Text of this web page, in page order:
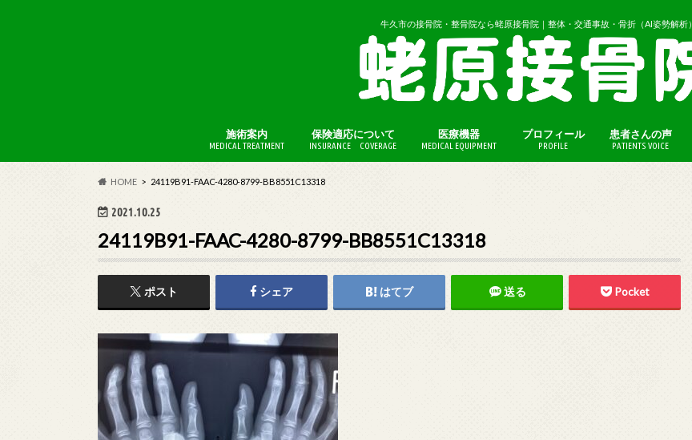
牛久市の接骨院・整骨院なら蛯原接骨院｜整体・交通事故・骨折（AI姿勢解析）
施術案内
MEDICAL TREATMENT
保険適応について
INSURANCE COVERAGE
医療機器
MEDICAL EQUIPMENT
プロフィール
PROFILE
患者さんの声
PATIENTS VOICE
HOME 24119B91-FAAC-4280-8799-BB8551C13318
2021.10.25
24119B91-FAAC-4280-8799-BB8551C13318
ポスト シェア はてブ 送る Pocket